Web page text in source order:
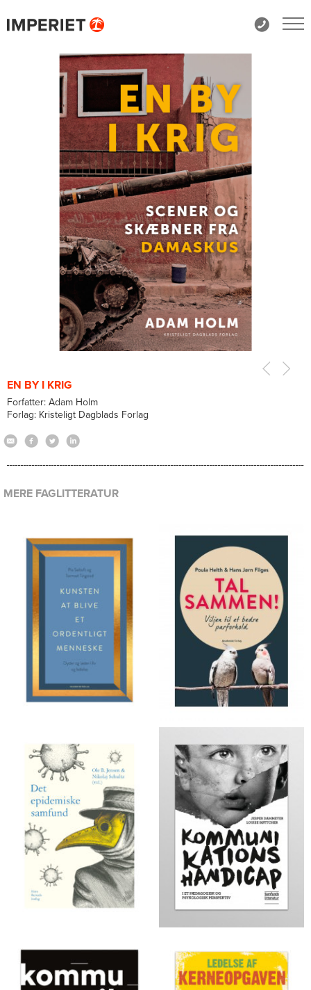
EN BY I KRIG
Forfatter: Adam Holm
Forlag: Kristeligt Dagblads Forlag
MERE FAGLITTERATUR